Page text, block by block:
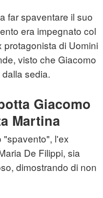
far spaventare il suo
era impegnato col
di Uomini
visto che Giacomo
sedia.
Giacomo
Martina
"spavento", l'ex
De Filippi, sia
dimostrando di non